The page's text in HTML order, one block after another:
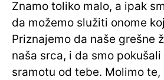
Znamo toliko malo, a ipak
da možemo služiti onome
Priznajemo da naše grešne
naša srca, i da smo
sramotu od tebe. Molimo